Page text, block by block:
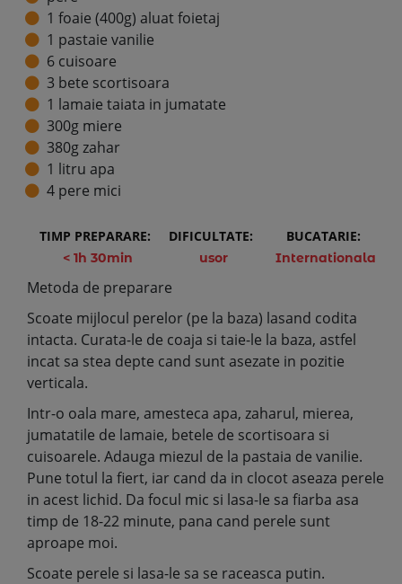
TIMP PREPARARE:
< 1h 30min
DIFICULTATE:
usor
BUCATARIE:
Internationala
Metoda de preparare
Scoate mijlocul perelor (pe la baza) lasand codita
intacta. Curata-le de coaja si taie-le la baza, astfel
incat sa stea depte cand sunt asezate in pozitie
verticala.
Intr-o oala mare, amesteca apa, zaharul, mierea,
jumatatile de lamaie, betele de scortisoara si
cuisoarele. Adauga miezul de la pastaia de vanilie.
Pune totul la fiert, iar cand da in clocot aseaza perele
in acest lichid. Da focul mic si lasa-le sa fiarba asa
timp de 18-22 minute, pana cand perele sunt
aproape moi.
Scoate perele si lasa-le sa se raceasca putin.
1 foaie (400g) aluat foietaj
1 pastaie vanilie
6 cuisoare
3 bete scortisoara
1 lamaie taiata in jumatate
300g miere
380g zahar
1 litru apa
4 pere mici